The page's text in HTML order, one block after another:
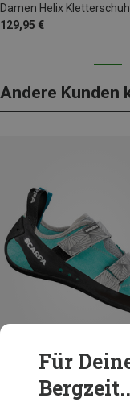
Damen Helix
129,95 €
Andere Kunden
Du sparst 44%
Für